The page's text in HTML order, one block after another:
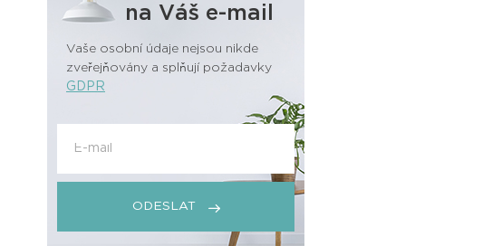
na Váš e-mail
Vaše osobní údaje nejsou nikde
zveřejňovány a splňují požadavky
GDPR
ODESLAT